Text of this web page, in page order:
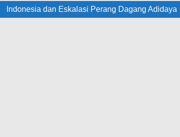
Indonesia dan Eskalasi Perang Dagang Adidaya